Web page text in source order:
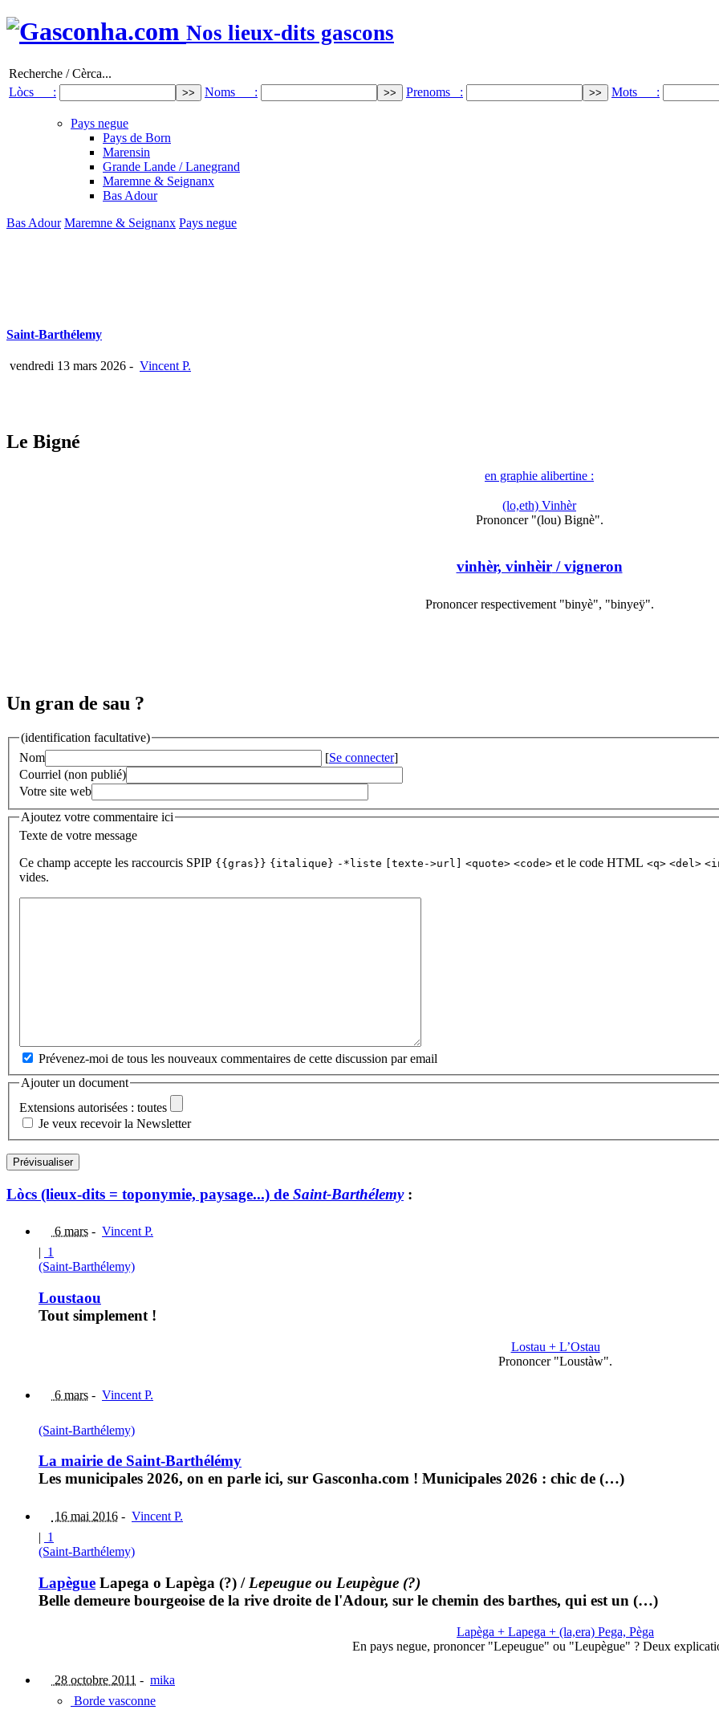
Nos lieux-dits gascons
Recherche / Cèrca...
Lòcs :
Noms : Prenoms : Mots :
Pays negue
Pays de Born
Marensin
Grande Lande / Lanegrand
Maremne & Seignanx
Bas Adour
Bas Adour Maremne & Seignanx Pays negue
Saint-Barthélemy
vendredi 13 mars 2026 - Vincent P.
Le Bigné
en graphie alibertine :
(lo,eth) Vinhèr
Prononcer "(lou) Bignè".
vinhèr, vinhèir/ vigneron
Prononcer respectivement "binyè", "binyeÿ".
Un gran de sau ?
(identification facultative)
Nom
[Se connecter]
Courriel (non publié)
Votre site web
Ajoutez votre commentaire ici
Texte de votre message
Ce champ accepte les raccourcis SPIP {{gras}} {italique} -*liste [texte->url] <quote> <code> et le code HTML <q> <del>
vides.
Prévenez-moi de tous les nouveaux commentaires de cette discussion par email
Ajouter un document
Extensions autorisées : toutes
Je veux recevoir la Newsletter
Lòcs (lieux-dits = toponymie, paysage...) de Saint-Barthélemy:
6 mars - Vincent P.
| 1
(Saint-Barthélemy)
Loustaou
Tout simplement !
Lostau + L’Ostau
Prononcer "Loustàw".
6 mars - Vincent P.
(Saint-Barthélemy)
La mairie de Saint-Barthélémy
Les municipales 2026, on en parle ici, sur Gasconha.com ! Municipales 2026 : chic de (…)
16 mai 2016 - Vincent P.
| 1
(Saint-Barthélemy)
Lapègue Lapega o Lapèga (?) / Lepeugue ou Leupègue (?)
Belle demeure bourgeoise de la rive droite de l'Adour, sur le chemin des barthes, qui est un (…)
Lapèga + Lapega + (la,era) Pega, Pèga
En pays negue, prononcer "Lepeugue" ou "Leupègue" ? Deux
28 octobre 2011 - mika
Borde vasconne